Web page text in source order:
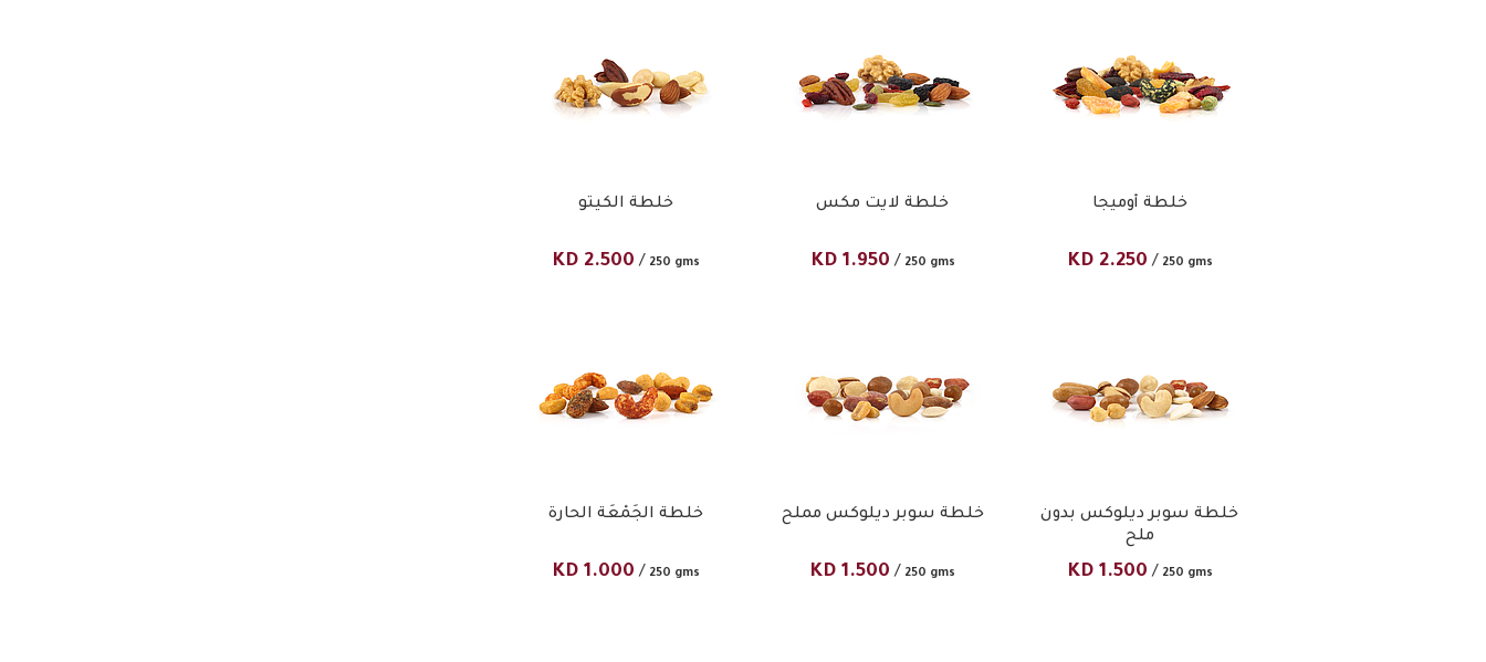
خلطة الكيتو
KD 2.500 / 250 gms
خلطة لايت مكس
KD 1.950 / 250 gms
خلطة أوميجا
KD 2.250 / 250 gms
خلطة الجَمْعَة الحارة
KD 1.000 / 250 gms
خلطة سوبر ديلوكس مملح
KD1.500 / 250 gms
خلطة سوبر ديلوكس بدون
ملح
KD 1.500 / 250 gms